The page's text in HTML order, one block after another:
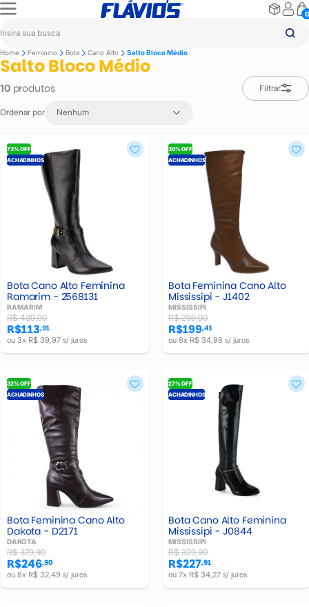
0
Home Feminino Bota Cano Alto Salto Bloco Médio
Salto Bloco Médio
10produtos Filtrar
Ordenar por Nenhum
73% OFF
ACHADINHOS
Bota Cano Alto Feminina
Ramarim - 2568131
RAMARIM
R$ 439,90
R$113,91
ou 3x R$ 39,97 s/ juros
30% OFF
ACHADINHOS
Bota Feminina Cano Alto
Mississipi - J1402
MISSISSIPI
R$ 299,90
R$199,41
ou 6x R$ 34,98 s/ juros
32% OFF
ACHADINHOS
Bota Feminina Cano Alto
Dakota - D2171
DAKOTA
R$ 379,90
R$246,90
ou 8x R$ 32,49 s/ juros
27% OFF
ACHADINHOS
Bota Cano Alto Feminina
Mississipi - J0844
MISSISSIPI
R$ 329,90
R$227,91
ou 7x R$ 34,27 s/ juros